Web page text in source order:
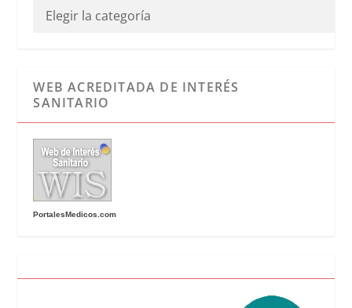
WEB ACREDITADA DE INTERÉS
SANITARIO
PortalesMedicos.com